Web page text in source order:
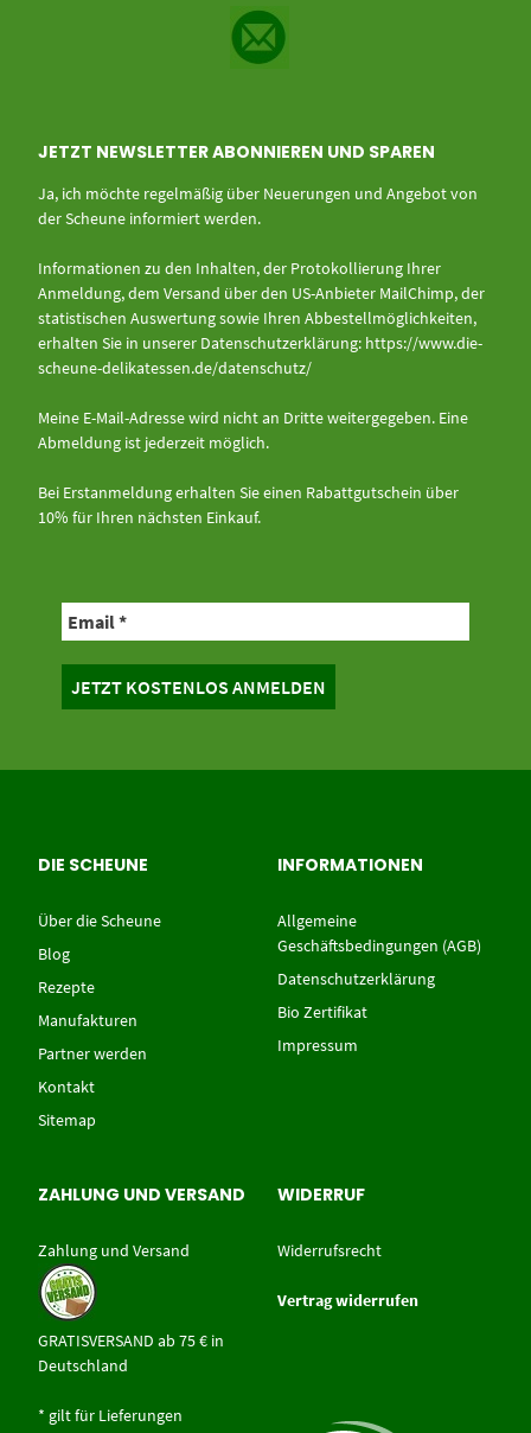
JETZT NEWSLETTER ABONNIEREN UND SPAREN
Ja, ich möchte regelmäßig über Neuerungen und Angebot von
der Scheune informiert werden.
Informationen zu den Inhalten, der Protokollierung Ihrer
Anmeldung, dem Versand über den US-Anbieter MailChimp, der
statistischen Auswertung sowie Ihren Abbestellmöglichkeiten,
erhalten Sie in unserer Datenschutzerklärung: https://www.die-
scheune-delikatessen.de/datenschutz/
Meine E-Mail-Adresse wird nicht an Dritte weitergegeben. Eine
Abmeldung ist jederzeit möglich.
Bei Erstanmeldung erhalten Sie einen Rabattgutschein über
10% für Ihren nächsten Einkauf.
DIE SCHEUNE
Über die Scheune
Blog
Rezepte
Manufakturen
Partner werden
Kontakt
Sitemap
INFORMATIONEN
Allgemeine
Geschäftsbedingungen (AGB)
Datenschutzerklärung
Bio Zertifikat
Impressum
ZAHLUNG UND VERSAND
Zahlung und Versand
GRATISVERSAND ab 75 € in
Deutschland
* gilt für Lieferungen
WIDERRUF
Widerrufsrecht
Vertrag widerrufen